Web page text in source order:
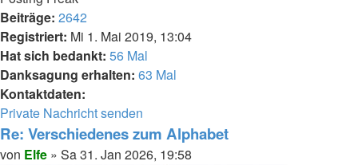
Beiträge: 2642
Registriert: Mi 1. Mai 2019, 13:04
Hat sich bedankt: 56 Mal
Danksagung erhalten: 63 Mal
Kontaktdaten:
Kontaktdaten
von
Elfe
Private Nachricht senden
Re: Verschiedenes zum Alphabet
Melden
Zitieren
Beitrag
von Elfe » Sa 31. Jan 2026, 19:58